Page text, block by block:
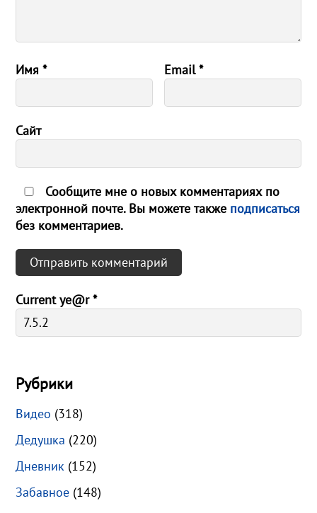
Имя* Email*
Сайт
Сообщите мне о новых комментариях по
электронной почте. Вы можете также подписаться
без комментариев.
Current ye@r*
Рубрики
Видео (318)
Дедушка (220)
Дневник (152)
Забавное (148)